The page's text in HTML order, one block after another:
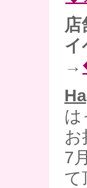
店
イ
→
は
7
て